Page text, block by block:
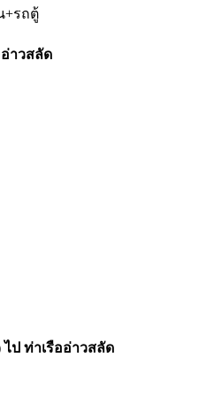
+รถตู้
าวสลัด
ไป ท่าเรืออ่าวสลัด